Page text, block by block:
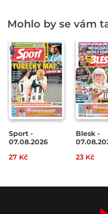
Mohlo by se vám
Sport -
07.08.2026
27 Kč
Blesk -
23 Kč